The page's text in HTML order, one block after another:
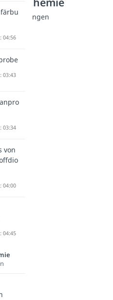
Verbindungen
04:56
03:43
03:34
von
04:00
04:45